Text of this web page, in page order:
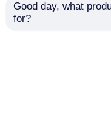
Good day, what
for?